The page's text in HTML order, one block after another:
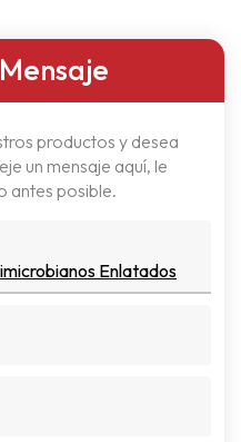
productos y desea
un mensaje aquí, le
antes posible.
Enlatados